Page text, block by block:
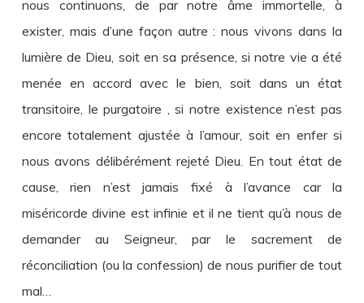
nous continuons, de par notre âme immortelle, à
exister, mais d’une façon autre : nous vivons dans la
lumière de Dieu, soit en sa présence, si notre vie a été
menée en accord avec le bien, soit dans un état
transitoire, le purgatoire , si notre existence n’est pas
encore totalement ajustée à l’amour, soit en enfer si
nous avons délibérément rejeté Dieu. En tout état de
cause, rien n’est jamais fixé à l’avance car la
miséricorde divine est infinie et il ne tient qu’à nous de
demander au Seigneur, par le sacrement de
réconciliation (ou la confession) de nous purifier de tout
mal…